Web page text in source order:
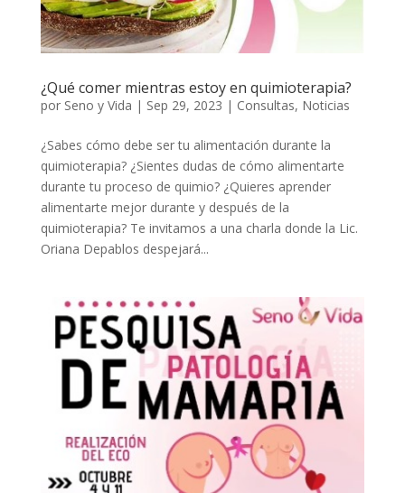
¿Qué comer mientras estoy en quimioterapia?
por Seno y Vida | Sep 29, 2023 | Consultas, Noticias
¿Sabes cómo debe ser tu alimentación durante la
quimioterapia? ¿Sientes dudas de cómo alimentarte
durante tu proceso de quimio? ¿Quieres aprender
alimentarte mejor durante y después de la
quimioterapia? Te invitamos a una charla donde la Lic.
Oriana Depablos despejará...